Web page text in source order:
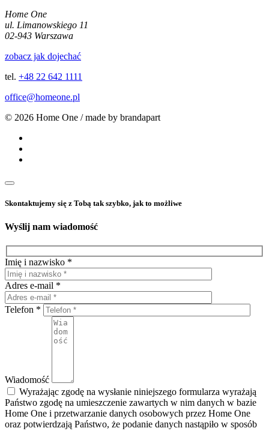
Home One
ul. Limanowskiego 11
02-943 Warszawa
zobacz jak dojechać
tel. +48 22 642 1111
office@homeone.pl
© 2026 Home One / made by brandapart
Skontaktujemy się z Tobą tak szybko, jak to możliwe
Wyślij nam wiadomość
Imię i nazwisko *
Adres e-mail *
Telefon *
Wiadomość
Wyrażając zgodę na wysłanie niniejszego formularza wyrażają
Państwo zgodę na umieszczenie zawartych w nim danych w bazie
Home One i przetwarzanie danych osobowych przez Home One
oraz potwierdzają Państwo, że podanie danych nastąpiło w sposób